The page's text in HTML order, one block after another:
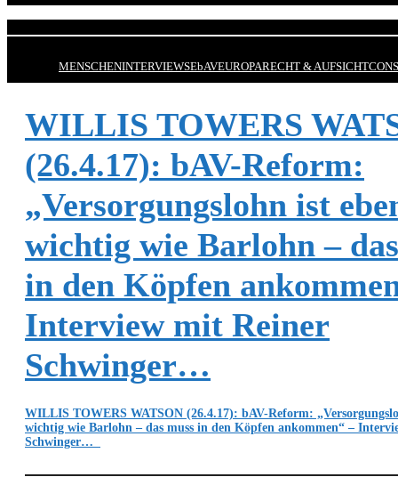
MENSCHENINTERVIEWSEbAVEUROPARECHT & AUFSICHT
WILLIS TOWERS
(26.4.17): bAV-Reform:
„Versorgungslohn ist
wichtig wie Barlohn –
in den Köpfen
Interview mit Reiner
Schwinger…
WILLIS TOWERS WATSON (26.4.17): bAV-Reform:
wichtig wie Barlohn – das muss in den Köpfen ankommen“ –
Schwinger…